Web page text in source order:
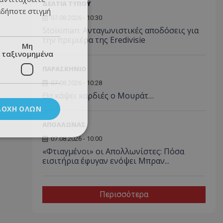
ΔΕΛΤΙΑ ΤΥΠΟΥ
07.08.2026 - 10:30
Stoiximan: Ανταγωνιστικές αποδόσεις για
την πρεμιέρα της Eredivisie
07.08.2026 - 10:28
Θα κάψει καρδιές ο Μουράτ…
07.08.2026 - 10:00
«Φτιαγμένοι» οι Απολλωνίστες: Πόσα
εισιτήρια έφυγαν ενόψει Μπραν...
Περισσότερα
στιγμή
Μη
ταξινομημένα
ΌΛΩΝ